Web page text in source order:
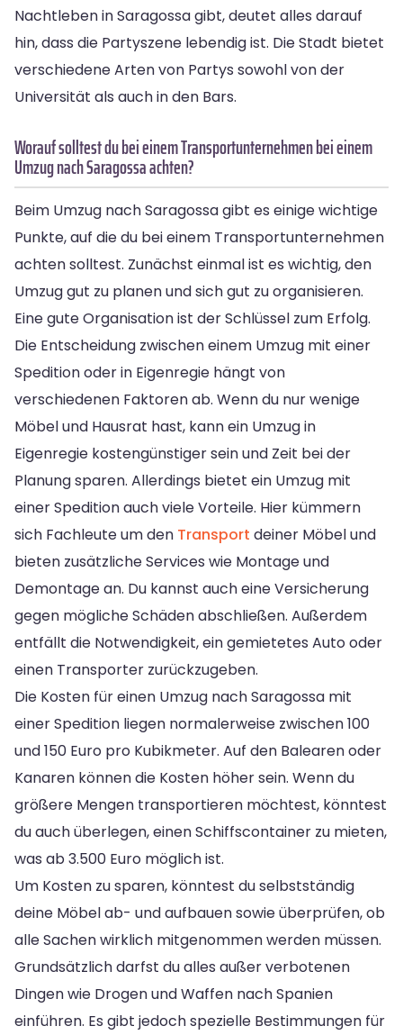
Nachtleben in Saragossa gibt, deutet alles darauf
hin, dass die Partyszene lebendig ist. Die Stadt bietet
verschiedene Arten von Partys sowohl von der
Universität als auch in den Bars.
Worauf solltest du bei einem Transportunternehmen bei einem
Umzug nach Saragossa achten?
Beim Umzug nach Saragossa gibt es einige wichtige
Punkte, auf die du bei einem Transportunternehmen
achten solltest. Zunächst einmal ist es wichtig, den
Umzug gut zu planen und sich gut zu organisieren.
Eine gute Organisation ist der Schlüssel zum Erfolg.
Die Entscheidung zwischen einem Umzug mit einer
Spedition oder in Eigenregie hängt von
verschiedenen Faktoren ab. Wenn du nur wenige
Möbel und Hausrat hast, kann ein Umzug in
Eigenregie kostengünstiger sein und Zeit bei der
Planung sparen. Allerdings bietet ein Umzug mit
einer Spedition auch viele Vorteile. Hier kümmern
sich Fachleute um den Transport deiner Möbel und
bieten zusätzliche Services wie Montage und
Demontage an. Du kannst auch eine Versicherung
gegen mögliche Schäden abschließen. Außerdem
entfällt die Notwendigkeit, ein gemietetes Auto oder
einen Transporter zurückzugeben.
Die Kosten für einen Umzug nach Saragossa mit
einer Spedition liegen normalerweise zwischen 100
und 150 Euro pro Kubikmeter. Auf den Balearen oder
Kanaren können die Kosten höher sein. Wenn du
größere Mengen transportieren möchtest, könntest
du auch überlegen, einen Schiffscontainer zu mieten,
was ab 3.500 Euro möglich ist.
Um Kosten zu sparen, könntest du selbstständig
deine Möbel ab- und aufbauen sowie überprüfen, ob
alle Sachen wirklich mitgenommen werden müssen.
Grundsätzlich darfst du alles außer verbotenen
Dingen wie Drogen und Waffen nach Spanien
einführen. Es gibt jedoch spezielle Bestimmungen für